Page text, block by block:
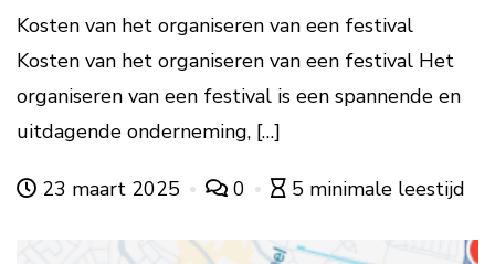
Kosten van het organiseren van een festival
Kosten van het organiseren van een festival Het
organiseren van een festival is een spannende en
uitdagende onderneming, […]
23 maart 2025 0 5 minimale leestijd